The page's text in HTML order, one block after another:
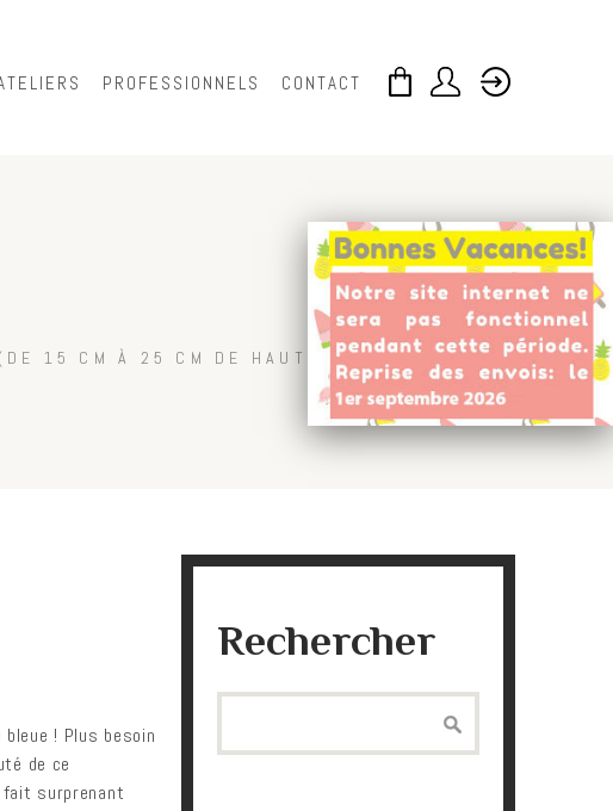
PROFESSIONNELS CONTACT
15 CM À 25 CM DE HAUTEUR)
! Plus besoin
de ce
surprenant
Rechercher